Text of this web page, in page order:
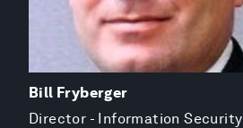
Bill Fryberger
Director - Information Security